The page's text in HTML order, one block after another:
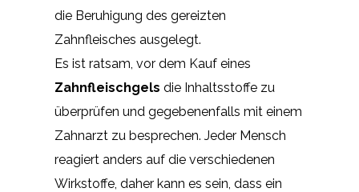
die Beruhigung des gereizten
Zahnfleisches ausgelegt.
Es ist ratsam, vor dem Kauf eines
Zahnfleischgels die Inhaltsstoffe zu
überprüfen und gegebenenfalls mit einem
Zahnarzt zu besprechen. Jeder Mensch
reagiert anders auf die verschiedenen
Wirkstoffe, daher kann es sein, dass ein